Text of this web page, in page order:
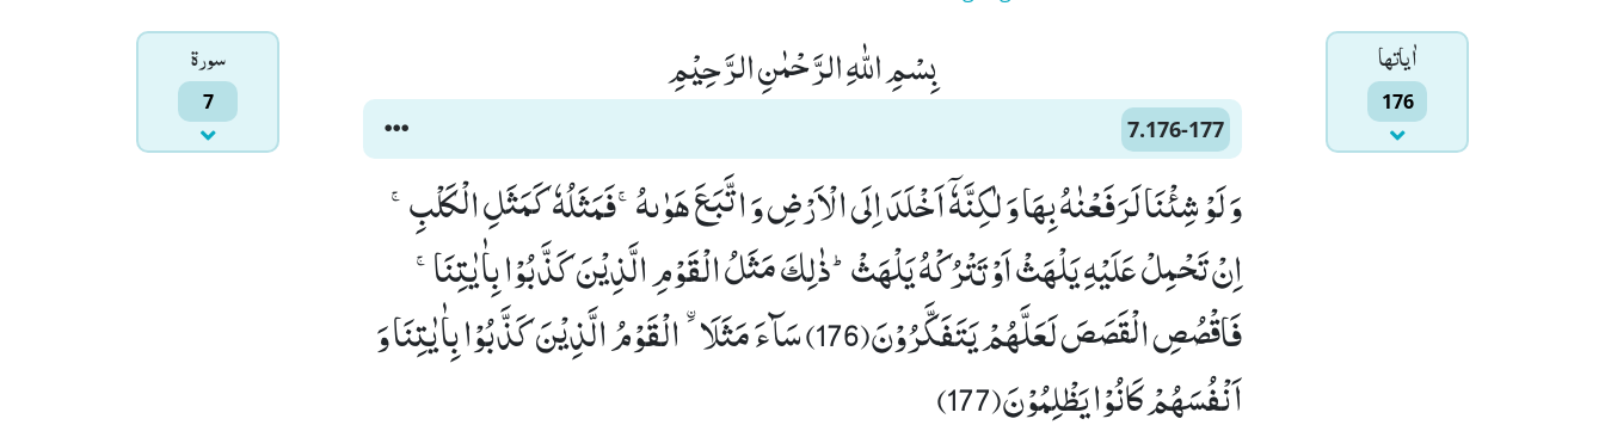
سورۃ
7
اٰياتها
176
بِسْمِ اللّٰهِ الرَّحْمٰنِ الرَّحِیْمِ
7.176-177
وَ لَوْ شِئْنَا لَرَفَعْنٰهُ بِهَا وَ لٰكِنَّهٗۤ اَخْلَدَ اِلَى الْاَرْضِ وَ اتَّبَعَ هَوٰىهُۚ-فَمَثَلُهٗ كَمَثَلِ الْكَلْبِۚ-
اِنْ تَحْمِلْ عَلَیْهِ یَلْهَثْ اَوْ تَتْرُكْهُ یَلْهَثْؕ-ذٰلِكَ مَثَلُ الْقَوْمِ الَّذِیْنَ كَذَّبُوْا بِاٰیٰتِنَاۚ-
فَاقْصُصِ الْقَصَصَ لَعَلَّهُمْ یَتَفَكَّرُوْنَ(176) سَآءَ مَثَلَا-ﰳالْقَوْمُ الَّذِیْنَ كَذَّبُوْا بِاٰیٰتِنَا وَ
اَنْفُسَهُمْ كَانُوْا یَظْلِمُوْنَ(177)